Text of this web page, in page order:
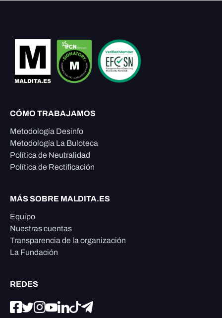
CÓMO TRABAJAMOS
Metodología Desinfo
Metodología La Buloteca
Política de Neutralidad
Política de Rectificación
MÁS SOBRE MALDITA.ES
Equipo
Nuestras cuentas
Transparencia de la organización
La Fundación
REDES